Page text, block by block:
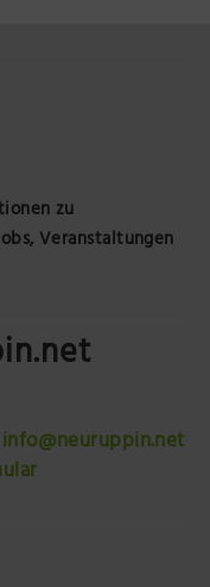
zu
Veranstaltungen
info@neuruppin.net